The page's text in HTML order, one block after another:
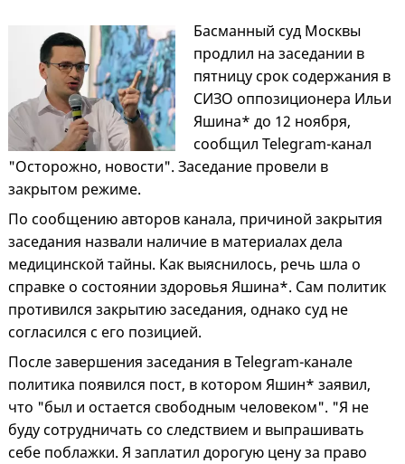
Басманный суд Москвы
продлил на заседании в
пятницу срок содержания в
СИЗО оппозиционера Ильи
Яшина* до 12 ноября,
сообщил Telegram-канал
"Осторожно, новости". Заседание провели в
закрытом режиме.
По сообщению авторов канала, причиной закрытия
заседания назвали наличие в материалах дела
медицинской тайны. Как выяснилось, речь шла о
справке о состоянии здоровья Яшина*. Сам политик
противился закрытию заседания, однако суд не
согласился с его позицией.
После завершения заседания в Telegram-канале
политика появился пост, в котором Яшин* заявил,
что "был и остается свободным человеком". "Я не
буду сотрудничать со следствием и выпрашивать
себе поблажки. Я заплатил дорогую цену за право